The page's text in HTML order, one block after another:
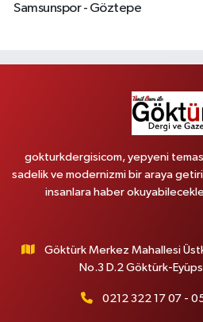
Samsunspor - Göztepe
gokturkdergisicom, yepyeni
sadelik ve modernizmi bir araya
insanlara haber
Göktürk Merkez Mahallesi
No.3 D.2 Göktürk-
0212 322 17 07 -